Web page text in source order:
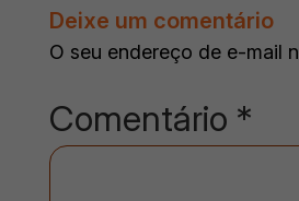
Deixe um comentário
O seu endereço de e-mail
Comentário *